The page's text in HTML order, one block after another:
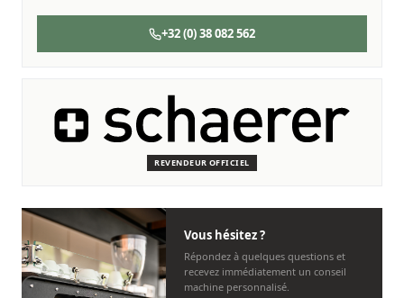
+32 (0) 38 082 562
REVENDEUR OFFICIEL
Nous sommes là pour vous
Des techniciens experts qui connaissent les machines
Personnel, rapide et sans tracas.
Vous hésitez ?
Répondez à quelques questions et
recevez immédiatement un conseil
machine personnalisé.